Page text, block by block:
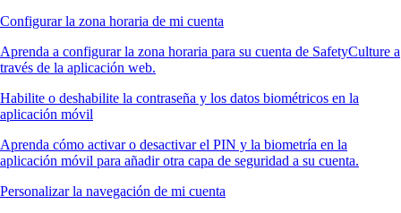
Configurar la zona horaria de mi cuenta
Aprenda a configurar la zona horaria para su cuenta de SafetyCulture a
través de la aplicación web.
Habilite o deshabilite la contraseña y los datos biométricos en la
aplicación móvil
Aprenda cómo activar o desactivar el PIN y la biometría en la
aplicación móvil para añadir otra capa de seguridad a su cuenta.
Personalizar la navegación de mi cuenta